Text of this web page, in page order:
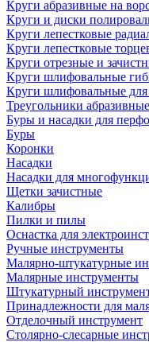
Круги абразивные на
Круги и диски
Круги лепестковые
Круги лепестковые
Круги отрезные и
Круги шлифовальные
Круги шлифовальные для
Треугольники
Буры и насадки для
Буры
Коронки
Насадки
Насадки для
Щетки зачистные
Калибры
Пилки и пилы
Оснастка для
Ручные инструменты
Малярно-штукатурные
Малярные инструменты
Штукатурный
Принадлежности для
Отделочный инструмент
Столярно-слесарные